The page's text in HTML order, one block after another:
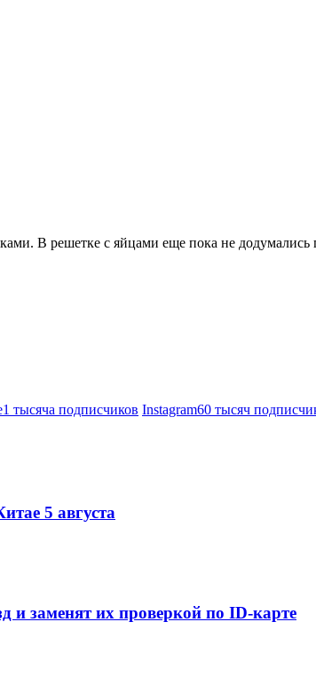
В решетке с яйцами еще пока не додумались
1 тысяча подписчиков Instagram60 тысяч
5 августа
и заменят их проверкой по ID-карте